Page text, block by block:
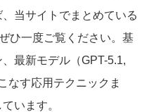
当サイトでまとめている
ひ一度ご覧ください。基
最新モデル（GPT-5.1,
なす応用テクニックま
います。